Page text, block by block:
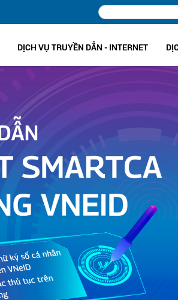
DỊCH VỤ TRUYỀN DẪN - INTERNET